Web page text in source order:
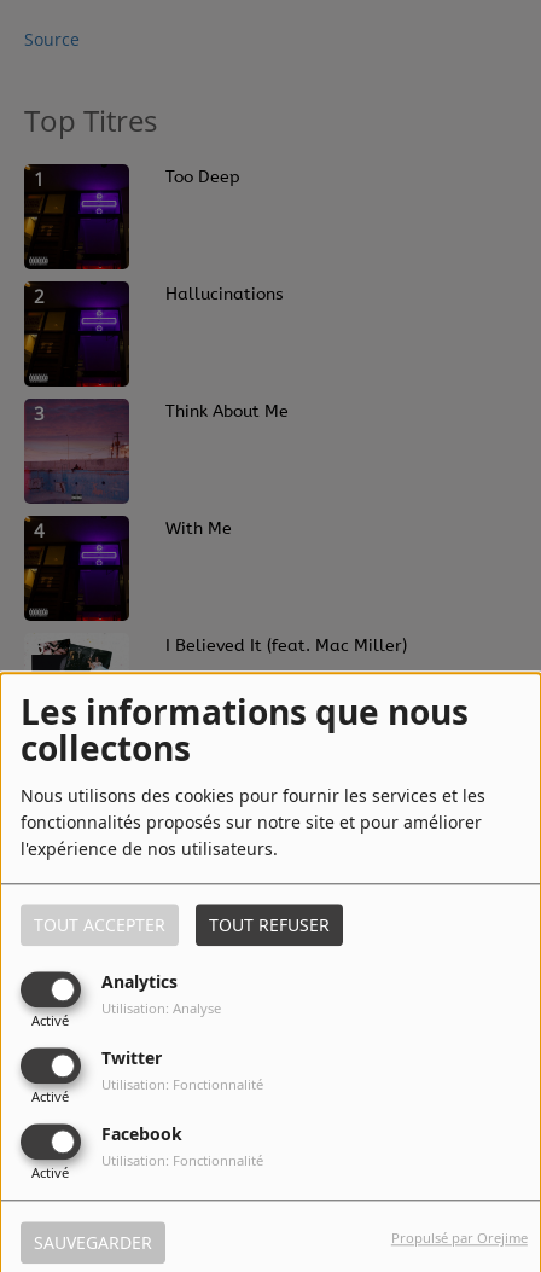
Les informations que nous
collectons
Nous utilisons des cookies pour fournir les services et les
fonctionnalités proposés sur notre site et pour améliorer
l'expérience de nos utilisateurs.
TOUT ACCEPTER TOUT REFUSER
Analytics
Activé
Utilisation: Analyse
Twitter
Activé
Utilisation: Fonctionnalité
Facebook
Activé
Utilisation: Fonctionnalité
SAUVEGARDER Propulsé par Orejime
Source
Top Titres
1 Too Deep
2 Hallucinations
3 Think About Me
4 With Me
5 I Believed It (feat. Mac Miller)
6 Mood
7 A Muse
10